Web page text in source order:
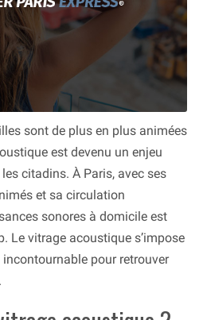
sont de plus en plus animées
est devenu un enjeu
citadins. À Paris, avec ses
et sa circulation
sonores à domicile est
Le vitrage acoustique s’impose
pour retrouver